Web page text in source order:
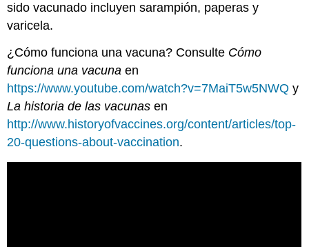
sido vacunado incluyen sarampión, paperas y
varicela.
¿Cómo funciona una vacuna? Consulte Cómo
funciona una vacuna en
https://www.youtube.com/watch?v=7MaiT5w5NWQ y
La historia de las vacunas en
http://www.historyofvaccines.org/content/articles/top-
20-questions-about-vaccination.